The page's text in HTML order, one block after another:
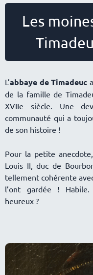
Les
L’abbaye de Timadeuc
de la famille de
XVIIe siècle. Une
communauté qui a
de son histoire !
Pour la petite
Louis II, duc de
tellement cohérente
l’ont gardée !
heureux ?